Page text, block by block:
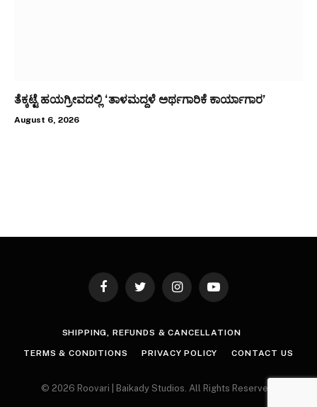
ತೆಕ್ಕಟ್ಟೆ ಹಯಗ್ರೀವದಲ್ಲಿ ‘ತಾಳಮದ್ದಳೆ ಅರ್ಥಗಾರಿಕೆ ಕಾರ್ಯಾಗಾರ’
August 6, 2026
FacebookTwitter InstagramYouTube
SHIPPING, REFUNDS & CANCELLATION
TERMS & CONDITIONS PRIVACY POLICY CONTACT US
© 2026 Roovari | Baikady Studios. All Rights Reserved.